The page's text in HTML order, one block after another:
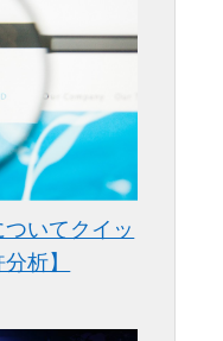
いてクイッ
析】